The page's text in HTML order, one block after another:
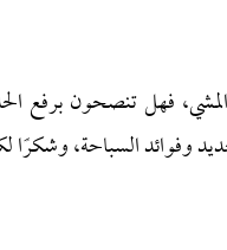
فهل تنصحون برفع
وفوائد السباحة، وشكرًا